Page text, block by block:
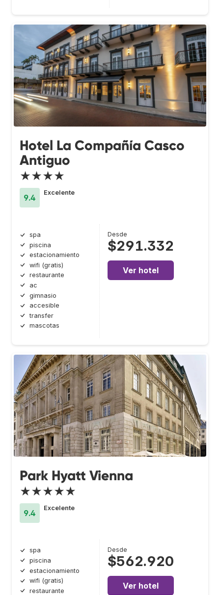
Hotel La Compañía Casco
Antiguo
★★★★
9.4
Excelente
spa
piscina
estacionamiento
wifi (gratis)
restaurante
ac
gimnasio
accesible
transfer
mascotas
Desde
$291.332
Ver hotel
Park Hyatt Vienna
★★★★★
9.4
Excelente
spa
piscina
estacionamiento
wifi (gratis)
restaurante
Desde
$562.920
Ver hotel